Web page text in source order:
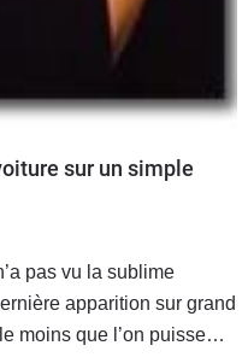
pas vu la sublime
apparition sur grand
moins que l’on puisse